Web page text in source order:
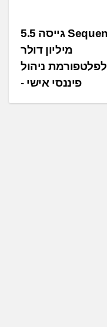
Sequence גייסה 5.5
מיליון דולר
לפלטפורמת ניהול
פיננסי אישי